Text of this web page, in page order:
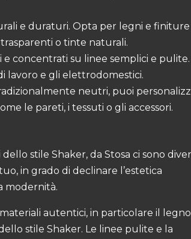
e duraturi. Opta per legni e finiture
o tinte naturali.
concentrati su linee semplici e pulite.
lavoro e gli elettrodomestici.
neutri, puoi
le pareti, i tessuti o gli accessori.
stile Shaker, da Stosa ci sono
in grado di declinare l’estetica
modernità.
autentici, in particolare il legno
stile Shaker. Le linee pulite e la